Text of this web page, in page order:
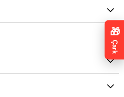
🎁
Çark